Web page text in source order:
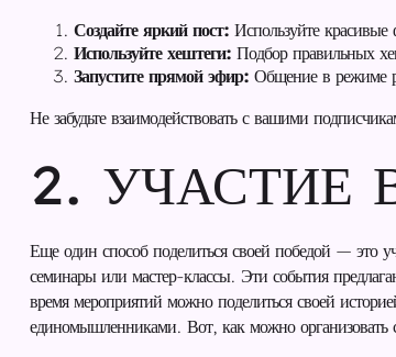
Создайте яркий пост: Используйте
Используйте хештеги: Подбор правильных
Запустите прямой эфир: Общение в режиме
Не забудьте взаимодействовать с вашими
2. УЧАСТИЕ
Еще один способ поделиться своей победой — это
семинары или мастер-классы. Эти события
время мероприятий можно поделиться своей
единомышленниками. Вот, как можно организовать